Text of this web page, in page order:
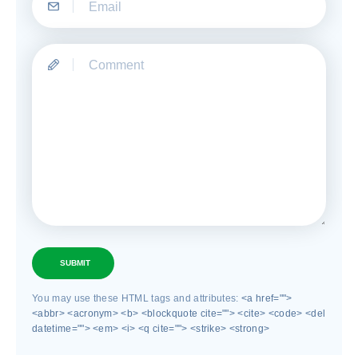
SUBMIT
You may use these HTML tags and attributes:<a href="">
<abbr> <acronym> <b> <blockquote cite=""> <cite> <code> <del
datetime=""> <em> <i> <q cite=""> <strike> <strong>